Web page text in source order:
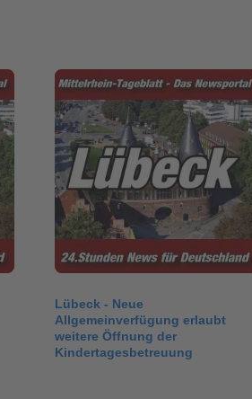
Lübeck - Neue
Allgemeinverfügung erlaubt
weitere Öffnung der
Kindertagesbetreuung